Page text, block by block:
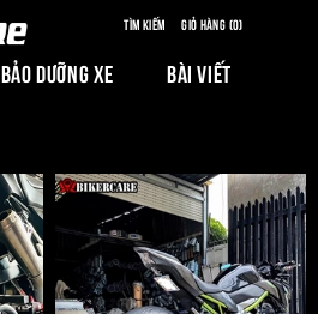
Tìm kiếm Giỏ hàng (0)
BẢO DƯỠNG XE BÀI VIẾT